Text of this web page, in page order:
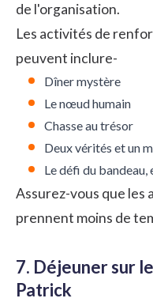
de l'organisation.
Les activités de
peuvent inclure-
Dîner mystère
Le nœud humain
Chasse au trésor
Deux vérités et un
Le défi du
Assurez-vous que les
prennent moins de
7. Déjeuner sur
Patrick